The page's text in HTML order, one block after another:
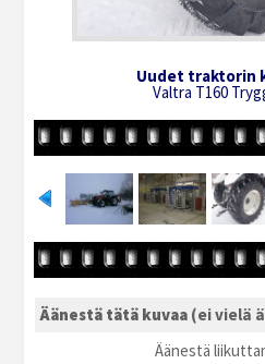
Uudet traktorin
Valtra T160
Äänestä tätä kuvaa (ei vielä
Äänestä